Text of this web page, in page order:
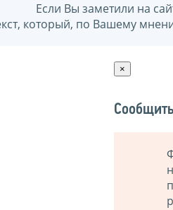
Если Вы заметили на
который, по Вашему
×